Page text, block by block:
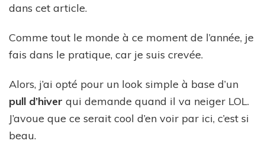
dans cet article.
Comme tout le monde à ce moment de l’année, je
fais dans le pratique, car je suis crevée.
Alors, j’ai opté pour un look simple à base d’un
pull d’hiver qui demande quand il va neiger LOL.
J’avoue que ce serait cool d’en voir par ici, c’est si
beau.